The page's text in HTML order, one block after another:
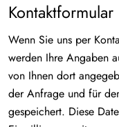
Kontaktformular
Wenn Sie uns per
werden Ihre Angaben
von Ihnen dort
der Anfrage und für
gespeichert. Diese